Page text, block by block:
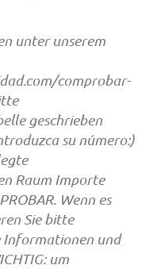
unter unserem
comprobar-
geschrieben
su número:)
Raum Importe
Wenn es
Sie bitte
und
um